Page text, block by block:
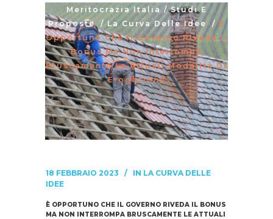
Meritocrazia Italia /Studi E
Proposte / La Curva Delle Idee /È
Opportuno Che Il Governo Riveda Il
Bonus Ma Non Interrompa
Bruscamente Le Attuali Modalità Di
Erogazione
18 FEBBRAIO 2023 IN LA CURVA DELLE
IDEE
È OPPORTUNO CHE IL GOVERNO RIVEDA IL BONUS
MA NON INTERROMPA BRUSCAMENTE LE ATTUALI